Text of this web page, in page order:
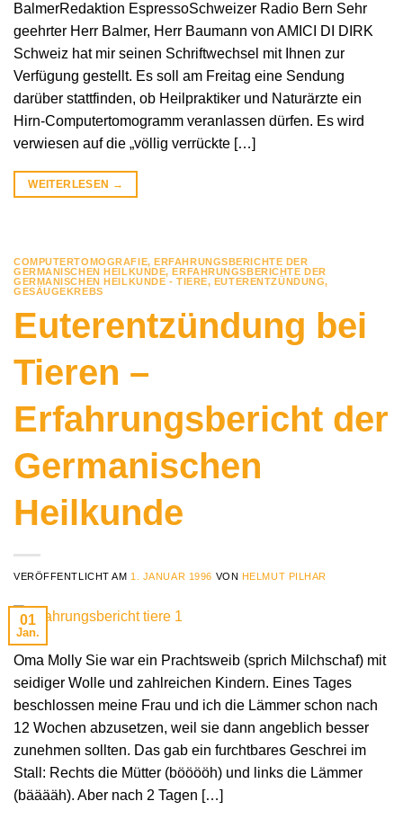
BalmerRedaktion EspressoSchweizer Radio Bern Sehr
geehrter Herr Balmer, Herr Baumann von AMICI DI DIRK
Schweiz hat mir seinen Schriftwechsel mit Ihnen zur
Verfügung gestellt. Es soll am Freitag eine Sendung
darüber stattfinden, ob Heilpraktiker und Naturärzte ein
Hirn-Computertomogramm veranlassen dürfen. Es wird
verwiesen auf die „völlig verrückte […]
WEITERLESEN →
COMPUTERTOMOGRAFIE, ERFAHRUNGSBERICHTE DER
GERMANISCHEN HEILKUNDE, ERFAHRUNGSBERICHTE DER
GERMANISCHEN HEILKUNDE - TIERE, EUTERENTZÜNDUNG,
GESÄUGEKREBS
Euterentzündung bei
Tieren –
Erfahrungsbericht der
Germanischen
Heilkunde
VERÖFFENTLICHT AM 1. JANUAR 1996 VON HELMUT PILHAR
01
Jan.
Oma Molly Sie war ein Prachtsweib (sprich Milchschaf) mit
seidiger Wolle und zahlreichen Kindern. Eines Tages
beschlossen meine Frau und ich die Lämmer schon nach
12 Wochen abzusetzen, weil sie dann angeblich besser
zunehmen sollten. Das gab ein furchtbares Geschrei im
Stall: Rechts die Mütter (bööööh) und links die Lämmer
(bääääh). Aber nach 2 Tagen […]